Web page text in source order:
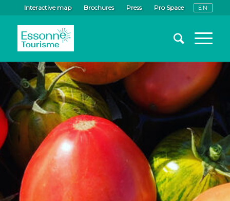
Interactive map Brochures Press Pro Space